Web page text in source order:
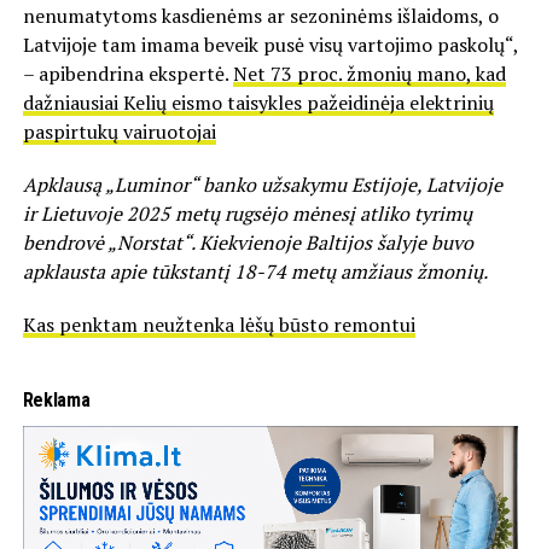
nenumatytoms kasdienėms ar sezoninėms išlaidoms, o
Latvijoje tam imama beveik pusė visų vartojimo paskolų“,
– apibendrina ekspertė.Net 73 proc. žmonių mano, kad
dažniausiai Kelių eismo taisykles pažeidinėja elektrinių
paspirtukų vairuotojai
Apklausą „Luminor“ banko užsakymu Estijoje, Latvijoje
ir Lietuvoje 2025 metų rugsėjo mėnesį atliko tyrimų
bendrovė „Norstat“. Kiekvienoje Baltijos šalyje buvo
apklausta apie tūkstantį 18-74 metų amžiaus žmonių.
Kas penktam neužtenka lėšų būsto remontui
Reklama